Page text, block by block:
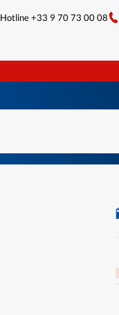
Hotline +33 9 70 73 00 08